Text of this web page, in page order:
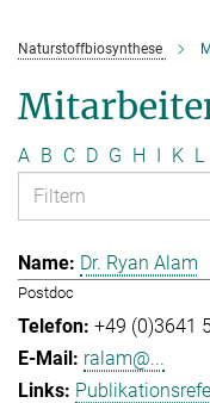
Naturstoffbiosynthese
A B C D G H I K L
Dr. Ryan Alam
Postdoc
+49 (0)3641
ralam@...